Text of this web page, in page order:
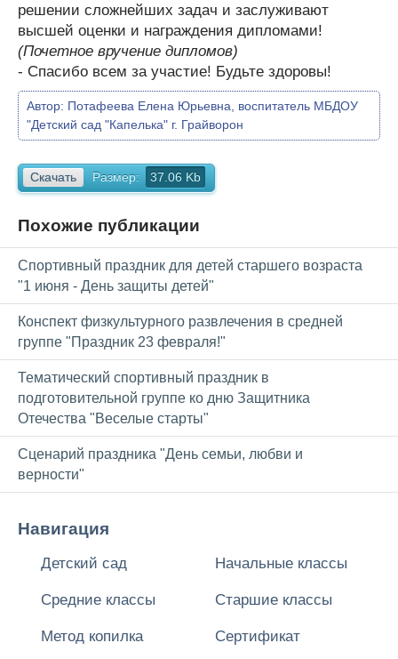
решении сложнейших задач и заслуживают
высшей оценки и награждения дипломами!
(Почетное вручение дипломов)
- Спасибо всем за участие! Будьте здоровы!
Автор: Потафеева Елена Юрьевна, воспитатель МБДОУ
"Детский сад "Капелька" г. Грайворон
Скачать Размер: 37.06 Kb
Похожие публикации
Спортивный праздник для детей старшего возраста
"1 июня - День защиты детей"
Конспект физкультурного развлечения в средней
группе "Праздник 23 февраля!"
Тематический спортивный праздник в
подготовительной группе ко дню Защитника
Отечества "Веселые старты"
Сценарий праздника "День семьи, любви и
верности"
Навигация
Детский сад Начальные классы
Средние классы Старшие классы
Метод копилка Сертификат